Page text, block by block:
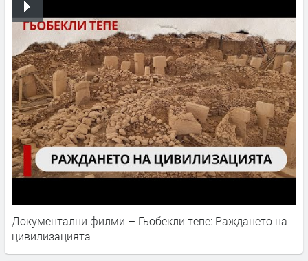
Документални филми – Гьобекли тепе: Раждането на
цивилизацията